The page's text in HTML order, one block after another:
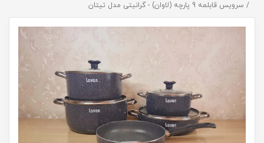
سرویس قابلمه 9 پارچه (لاوان) - گرانیتی مدل تیتان